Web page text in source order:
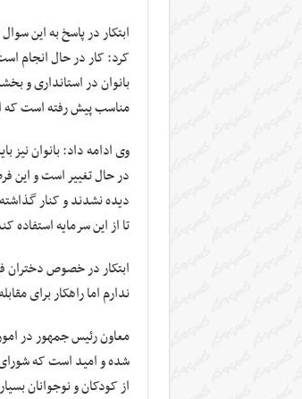
ابتکار در پاسخ به این
کرد: کار در حال انجام
بانوان در استانداری و
مناسب پیش رفته است که
وی ادامه داد: بانوان
در حال تغییر است و این
دیده نشدند و کنار
تا از این سرمایه استفاده
ابتکار در خصوص دختران
ندارم اما راهکار برای
معاون رئیس جمهور در
شده و امید است که شورای
از کودکان و نوجوانان